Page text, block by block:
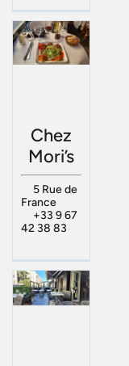
Chez
Mori’s
5 Rue de
France
+33 9 67
42 38 83